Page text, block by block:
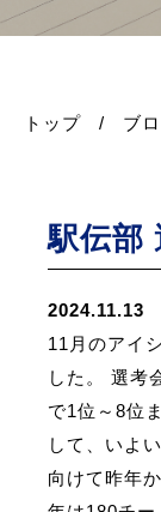
トップ ブ
駅伝部
2024.11.13
11月のアイ
した。 選考
で1位～8位
して、いよ
向けて昨年